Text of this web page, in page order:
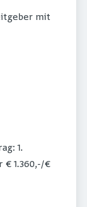
mit
1.
€ 1.360,-/€